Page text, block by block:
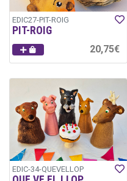
EDIC27-PIT-ROIG
PIT-ROIG
20,75€
EDIC-34-QUEVELLOP